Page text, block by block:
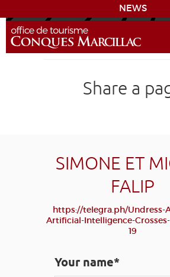
THE ROUTE TO
ACCESS
GROUPS PRESS
Share a
SIMONE ET
FALIP
https://telegra.ph/Undress-
Artificial-Intelligence-
19
Your name*